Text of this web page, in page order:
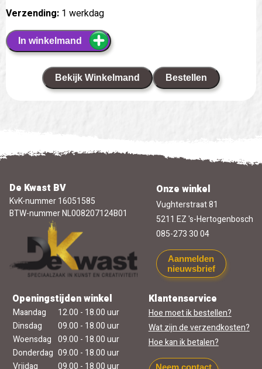
Verzending: 1 werkdag
In winkelmand
Bekijk Winkelmand Bestellen
De Kwast BV
KvK-nummer 16051585
BTW-nummer NL008207124B01
Onze winkel
Vughterstraat 81
5211 EZ 's-Hertogenbosch
085-273 30 04
Aanmelden
nieuwsbrief
Openingstijden winkel
Maandag
12.00 - 18.00 uur
Dinsdag
09.00 - 18.00 uur
Woensdag 09.00 - 18.00 uur
Donderdag 09.00 - 18.00 uur
Vrijdag
09.00 - 18.00 uur
Klantenservice
Hoe moet ik bestellen?
Wat zijn de verzendkosten?
Hoe kan ik betalen?